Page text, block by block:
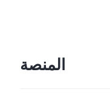
المنصة